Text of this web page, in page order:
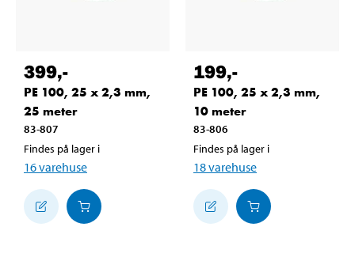
399,-
PE 100, 25 x 2,3 mm,
25 meter
83-807
Findes på lager i
16varehuse
199,-
PE 100, 25 x 2,3 mm,
10 meter
83-806
Findes på lager i
18varehuse